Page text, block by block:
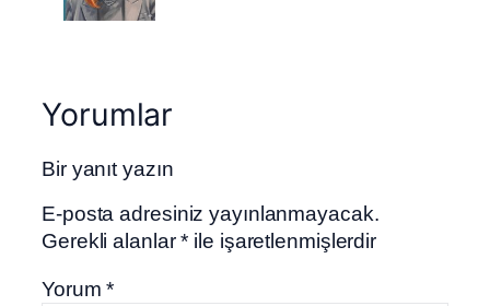
Yorumlar
Bir yanıt yazın
E-posta adresiniz yayınlanmayacak.
Gerekli alanlar* ile işaretlenmişlerdir
Yorum*